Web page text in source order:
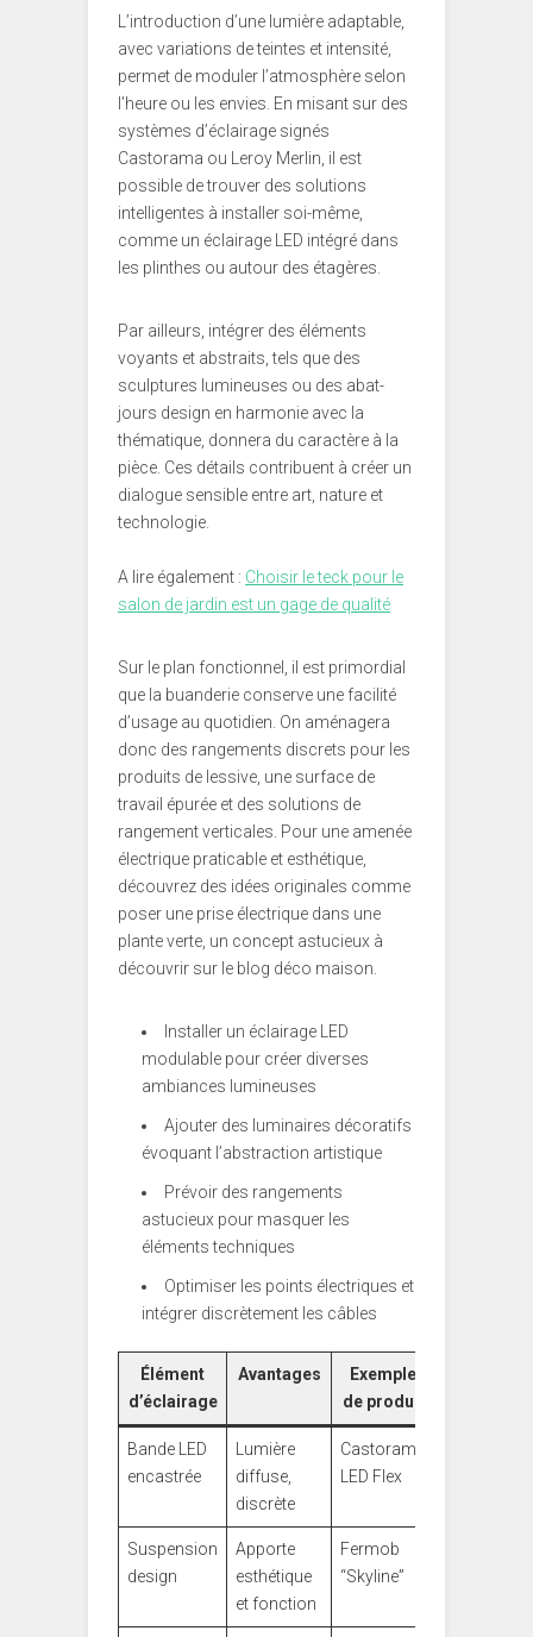
L’introduction d’une lumière adaptable,
avec variations de teintes et intensité,
permet de moduler l’atmosphère selon
l’heure ou les envies. En misant sur des
systèmes d’éclairage signés
Castorama ou Leroy Merlin, il est
possible de trouver des solutions
intelligentes à installer soi-même,
comme un éclairage LED intégré dans
les plinthes ou autour des étagères.
Par ailleurs, intégrer des éléments
voyants et abstraits, tels que des
sculptures lumineuses ou des abat-
jours design en harmonie avec la
thématique, donnera du caractère à la
pièce. Ces détails contribuent à créer un
dialogue sensible entre art, nature et
technologie.
A lire également : Choisir le teck pour le
salon de jardin est un gage de qualité
Sur le plan fonctionnel, il est primordial
que la buanderie conserve une facilité
d’usage au quotidien. On aménagera
donc des rangements discrets pour les
produits de lessive, une surface de
travail épurée et des solutions de
rangement verticales. Pour une amenée
électrique praticable et esthétique,
découvrez des idées originales comme
poser une prise électrique dans une
plante verte, un concept astucieux à
découvrir sur le blog déco maison.
Installer un éclairage LED
modulable pour créer diverses
ambiances lumineuses
Ajouter des luminaires décoratifs
évoquant l’abstraction artistique
Prévoir des rangements
astucieux pour masquer les
éléments techniques
Optimiser les points électriques et
intégrer discrètement les câbles
Élément
d’éclairage
Avantages
Exemple
de produit
Bande LED
encastrée
Lumière
diffuse,
discrète
Castorama
LED Flex
Suspension
design
Apporte
esthétique
et fonction
Fermob
“Skyline”